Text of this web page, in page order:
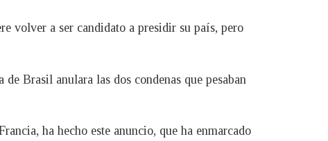
volver a ser candidato a presidir su país, pero
Brasil anulara las dos condenas que pesaban
ha hecho este anuncio, que ha enmarcado